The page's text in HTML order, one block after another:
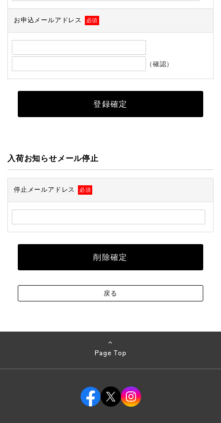
お申込メールアドレス 必須
（確認）
入荷お知らせメール停止
停止メールアドレス 必須
Page Top